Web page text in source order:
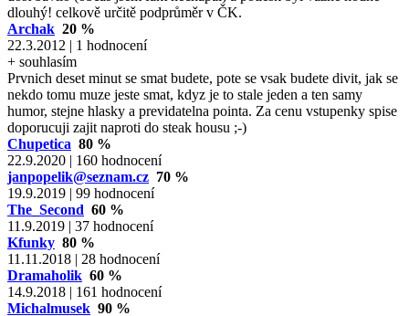
dlouhý! celkově určitě podprůměr v ČK.
Archak 20 %
22.3.2012 | 1 hodnocení
+ souhlasím
Prvnich deset minut se smat budete, pote se vsak budete divit, jak se
nekdo tomu muze jeste smat, kdyz je to stale jeden a ten samy
humor, stejne hlasky a previdatelna pointa. Za cenu vstupenky spise
doporucuji zajit naproti do steak housu ;-)
Chupetica 80 %
22.9.2020 | 160 hodnocení
janpopelik@seznam.cz 70 %
19.9.2019 | 99 hodnocení
The_Second 60 %
11.9.2019 | 37 hodnocení
Kfunky 80 %
11.11.2018 | 28 hodnocení
Dramaholik 60 %
14.9.2018 | 161 hodnocení
Michalmusek 90 %